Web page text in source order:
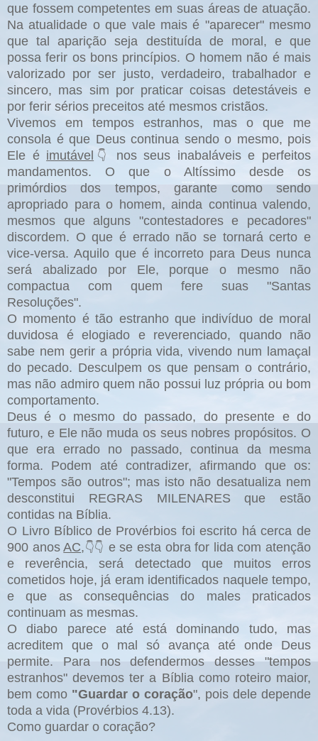
que fossem competentes em suas áreas de atuação.
Na atualidade o que vale mais é "aparecer" mesmo
que tal aparição seja destituída de moral, e que
possa ferir os bons princípios. O homem não é mais
valorizado por ser justo, verdadeiro, trabalhador e
sincero, mas sim por praticar coisas detestáveis e
por ferir sérios preceitos até mesmos cristãos.
Vivemos em tempos estranhos, mas o que me
consola é que Deus continua sendo o mesmo, pois
Ele é imutável 👇
nos seus inabaláveis e perfeitos
mandamentos. O que o Altíssimo desde os
primórdios dos tempos, garante como sendo
apropriado para o homem, ainda continua valendo,
mesmos que alguns "contestadores e pecadores"
discordem. O que é errado não se tornará certo e
vice-versa. Aquilo que é incorreto para Deus nunca
será abalizado por Ele, porque o mesmo não
compactua com quem fere suas "Santas
Resoluções".
O momento é tão estranho que indivíduo de moral
duvidosa é elogiado e reverenciado, quando não
sabe nem gerir a própria vida, vivendo num lamaçal
do pecado. Desculpem os que pensam o contrário,
mas não admiro quem não possui luz própria ou bom
comportamento.
Deus é o mesmo do passado, do presente e do
futuro, e Ele não muda os seus nobres propósitos. O
que era errado no passado, continua da mesma
forma. Podem até contradizer, afirmando que os:
"Tempos são outros"; mas isto não desatualiza nem
desconstitui REGRAS MILENARES que estão
contidas na Bíblia.
O Livro Bíblico de Provérbios foi escrito há cerca de
900 anosAC,👇👇 e se esta obra for lida com atenção
e reverência, será detectado que muitos erros
cometidos hoje, já eram identificados naquele tempo,
e que as consequências do males praticados
continuam as mesmas.
O diabo parece até está dominando tudo, mas
acreditem que o mal só avança até onde Deus
permite. Para nos defendermos desses "tempos
estranhos" devemos ter a Bíblia como roteiro maior,
bem como "Guardar o coração", pois dele depende
toda a vida (Provérbios 4.13).
Como guardar o coração?